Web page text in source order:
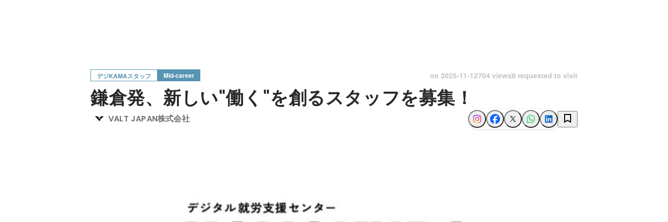
デジKAMAスタッフ Mid-career on 2025-11-12704 views6 requested to visit
鎌倉発、新しい"働く"を創るスタッフを募集！
VALT JAPAN株式会社